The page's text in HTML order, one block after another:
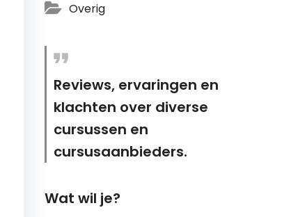
Overig
Reviews, ervaringen en
klachten over diverse
cursussen en
cursusaanbieders.
Wat wil je?